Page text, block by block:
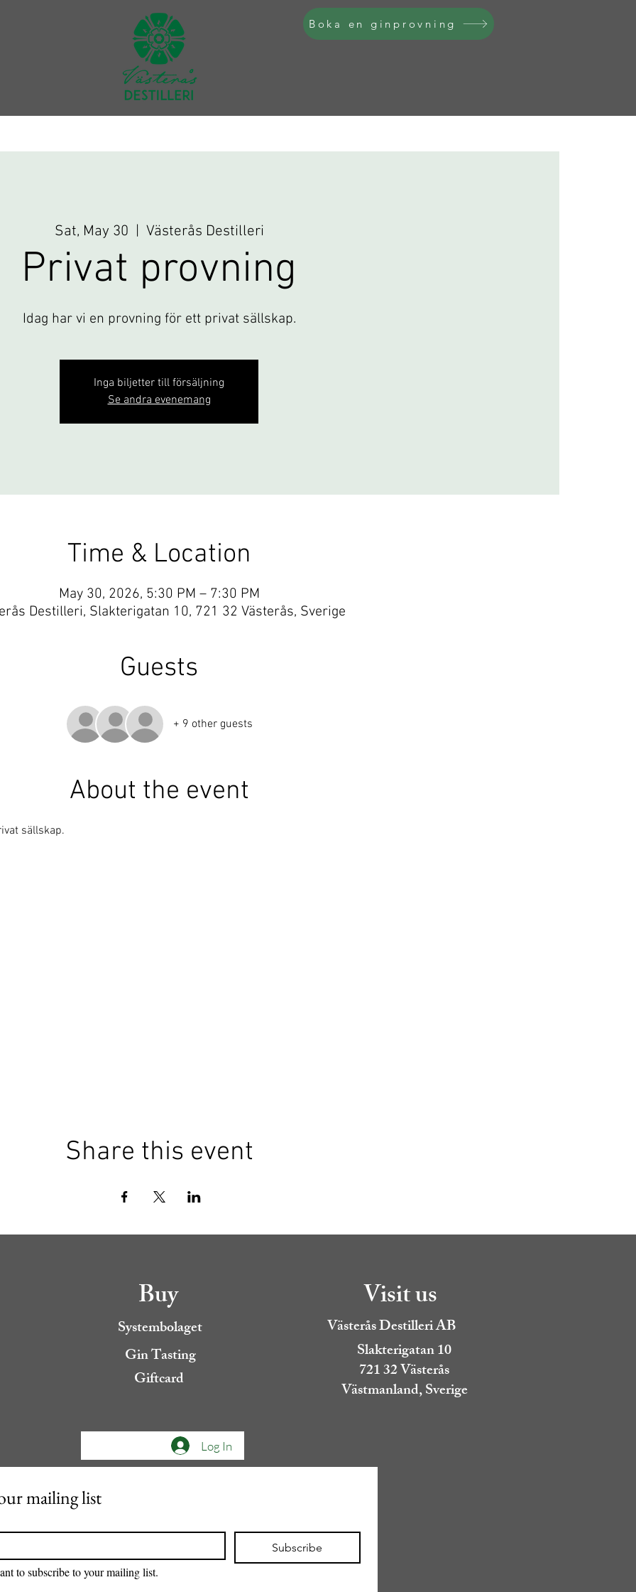
Boka en ginprovning
Sat, May 30
  |
Västerås Destilleri
Privat provning
Idag har vi en provning för ett privat sällskap.
Inga biljetter till försäljning
Se andra evenemang
Time & Location
May 30, 2026, 5:30 PM – 7:30 PM
Destilleri, Slakterigatan 10, 721 32 Västerås, Sverige
Guests
+ 9 other guests
About the event
sällskap.
Share this event
Buy
Systembolaget
Gin Tasting
Giftcard
Visit us
Västerås Destilleri AB
Slakterigatan 10
721 32 Västerås
Västmanland, Sverige
Log In
mailing list
Subscribe
to subscribe to your mailing list.